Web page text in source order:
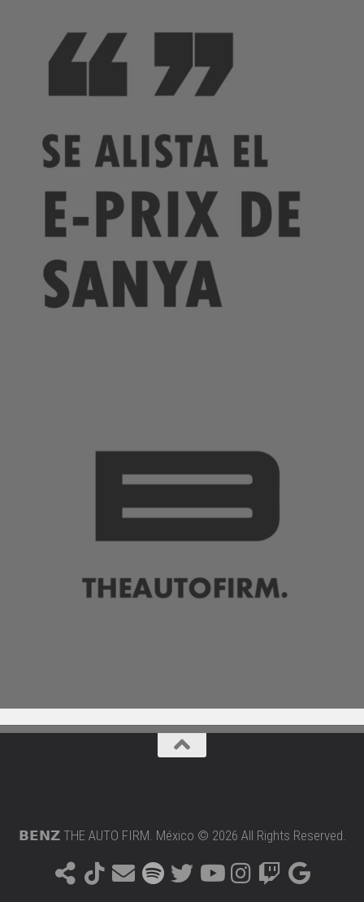
𝗕𝗘𝗡𝗭 THE AUTO FIRM. México © 2026 All Rights Reserved.